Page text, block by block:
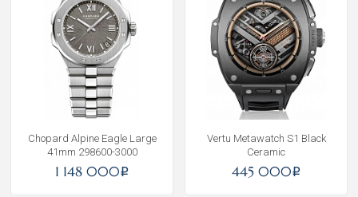
Chopard Alpine Eagle Large
41mm 298600-3000
1 148 000i
Vertu Metawatch S1 Black
Ceramic
445 000i